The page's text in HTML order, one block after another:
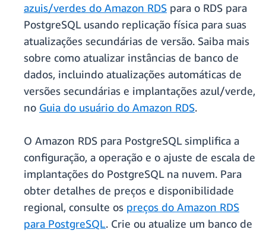
azuis/verdes do Amazon RDS para o RDS para
PostgreSQL usando replicação física para suas
atualizações secundárias de versão. Saiba mais
sobre como atualizar instâncias de banco de
dados, incluindo atualizações automáticas de
versões secundárias e implantações azul/verde,
no Guia do usuário do Amazon RDS.
O Amazon RDS para PostgreSQL simplifica a
configuração, a operação e o ajuste de escala de
implantações do PostgreSQL na nuvem. Para
obter detalhes de preços e disponibilidade
regional, consulte os preços do Amazon RDS
para PostgreSQL. Crie ou atualize um banco de